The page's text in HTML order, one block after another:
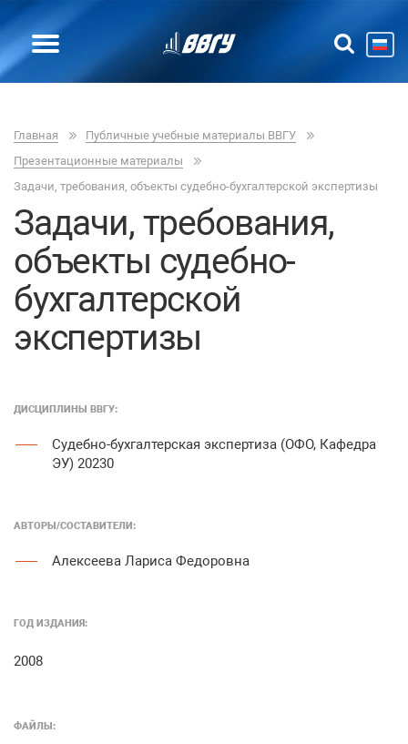
Главная
Публичные учебные материалы ВВГУ
Презентационные материалы
Задачи, требования, объекты судебно-бухгалтерской экспертизы
Задачи, требования,
объекты судебно-
бухгалтерской
экспертизы
ДИСЦИПЛИНЫ ВВГУ:
Судебно-бухгалтерская экспертиза (ОФО, Кафедра
ЭУ) 20230
АВТОРЫ/COСТАВИТЕЛИ:
Алексеева Лариса Федоровна
ГОД ИЗДАНИЯ:
2008
ФАЙЛЫ: